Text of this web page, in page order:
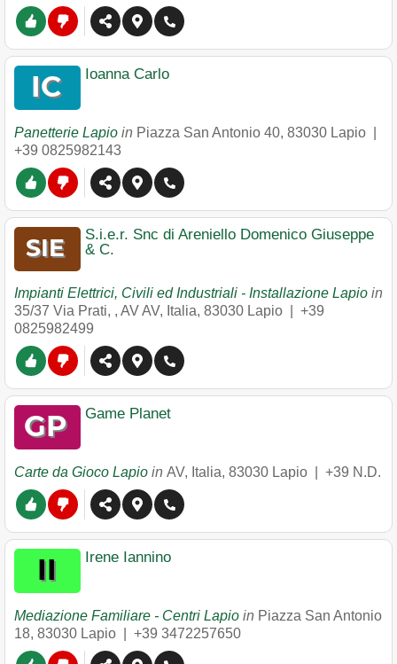
Ioanna Carlo
Panetterie Lapio in Piazza San Antonio 40, 83030 Lapio
+39 0825982143
S.i.e.r. Snc di Areniello Domenico Giuseppe
& C.
Impianti Elettrici, Civili ed Industriali - Installazione Lapio in
35/37 Via Prati, , AV AV, Italia, 83030 Lapio
+39
0825982499
Game Planet
Carte da Gioco Lapio in AV, Italia, 83030 Lapio +39 N.D.
Irene Iannino
Mediazione Familiare - Centri Lapio in Piazza San Antonio
18, 83030 Lapio +39 3472257650